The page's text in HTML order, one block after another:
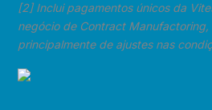
[2] Inclui pagamentos únicos da
negócio de Contract Manufactoring,
principalmente de ajustes nas